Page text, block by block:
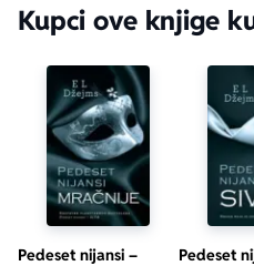
Kupci ove knjige
Pedeset nijansi –
Pedeset